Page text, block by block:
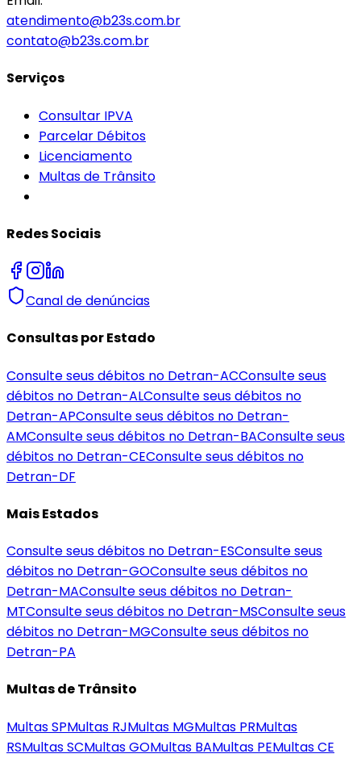
atendimento@b23s.com.br
contato@b23s.com.br
Serviços
Consultar IPVA
Parcelar Débitos
Licenciamento
Multas de Trânsito
Redes Sociais
Canal de denúncias
Consultas por Estado
Consulte seus débitos no Detran-ACConsulte seus
débitos no Detran-ALConsulte seus débitos no
Detran-APConsulte seus débitos no Detran-
AMConsulte seus débitos no Detran-BAConsulte seus
débitos no Detran-CEConsulte seus débitos no
Detran-DF
Mais Estados
Consulte seus débitos no Detran-ESConsulte seus
débitos no Detran-GOConsulte seus débitos no
Detran-MAConsulte seus débitos no Detran-
MTConsulte seus débitos no Detran-MSConsulte seus
débitos no Detran-MGConsulte seus débitos no
Detran-PA
Multas de Trânsito
MultasSPMultas RJMultas MGMultas PRMultas
RSMultasSCMultasGOMultas BAMultas PEMultasCE